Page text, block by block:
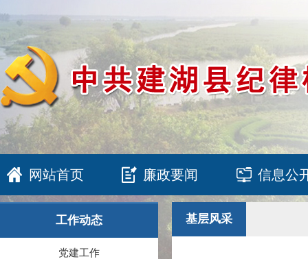
网站首页 廉政要闻 信息公
工作动态
党建工作
基层风采